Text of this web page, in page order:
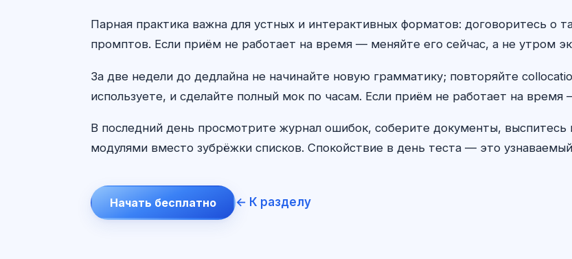
Парная практика важна для устных и интерактивных форматов: договоритесь о
промптов. Если приём не работает на время — меняйте его сейчас, а не утром
За две недели до дедлайна не начинайте новую грамматику; повторяйте
используете, и сделайте полный мок по часам. Если приём не работает на
В последний день просмотрите журнал ошибок, соберите документы,
модулями вместо зубрёжки списков. Спокойствие в день теста — это
Начать бесплатно ← К разделу